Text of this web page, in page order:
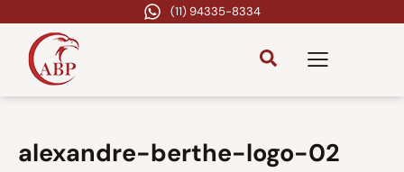
(11) 94335-8334
alexandre-berthe-logo-02